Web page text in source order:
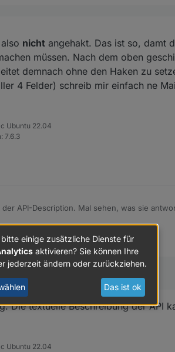
Ist noch in Erprobung und daher
aktuelle Daten ankommen. Kannst du das
auch Daten ankommen. Da ich nur
auch mal deine Zugangsdaten.
Checkbox gemacht (ist glaube auch
und paar weitere sehr nützliche
nicht angehakt. Das ist so, damt
müssen. Nach dem oben
demnach ohne den Haken zu
4 Felder) schreib mir einfach ne
Ubuntu 22.04
7.6.3
API-Description. Mal sehen, was sie
MI600:
Die textuelle Beschreibung der API
Ubuntu 22.04
bitte einige zusätzliche Dienste für
aktivieren? Sie können Ihre
jederzeit ändern oder zurückziehen.
Das ist ok